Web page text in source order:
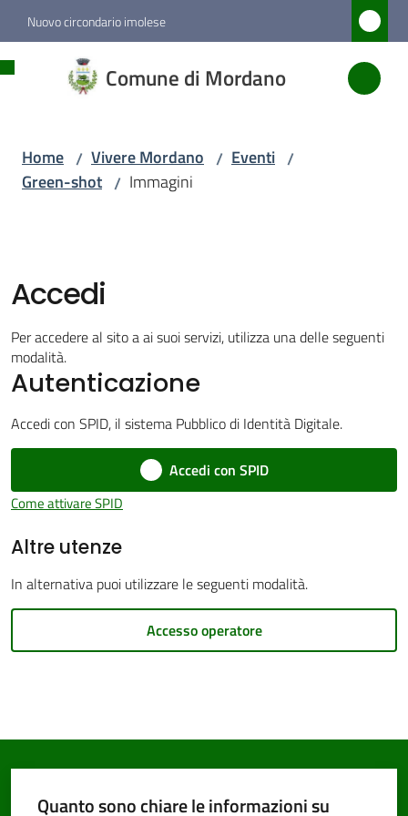
Vai al contenuto
Vai alla navigazione
Vai al footer
Nuovo circondario imolese
Comune di Mordano
di
Amministrazione
Servizi
Vivere
Mordano
Servizi
on-
Seguici
Home / Vivere Mordano / Eventi /
Green-shot / Immagini
Accedi
Per accedere al sito a ai suoi servizi, utilizza una delle seguenti
modalità.
Autenticazione
Accedi con SPID, il sistema Pubblico di Identità Digitale.
Accedi con SPID
Come attivare SPID
Altre utenze
In alternativa puoi utilizzare le seguenti modalità.
Accesso operatore
Quanto sono chiare le informazioni su